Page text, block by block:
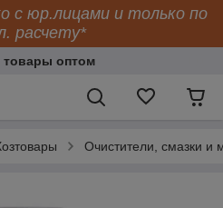
с юр.лицами и только по
расчету*
товары оптом
Очистители, смазки и